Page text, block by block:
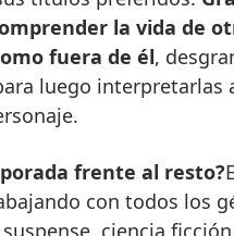
la vida de
fuera de él,
luego interpretarlas
frente al resto?
con todos los